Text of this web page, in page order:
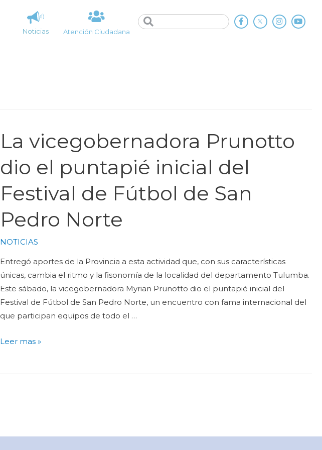
Noticias Atención Ciudadana
La vicegobernadora Prunotto
dio el puntapié inicial del
Festival de Fútbol de San
Pedro Norte
NOTICIAS
Entregó aportes de la Provincia a esta actividad que, con sus características
únicas, cambia el ritmo y la fisonomía de la localidad del departamento Tulumba.
Este sábado, la vicegobernadora Myrian Prunotto dio el puntapié inicial del
Festival de Fútbol de San Pedro Norte, un encuentro con fama internacional del
que participan equipos de todo el …
Leer mas »